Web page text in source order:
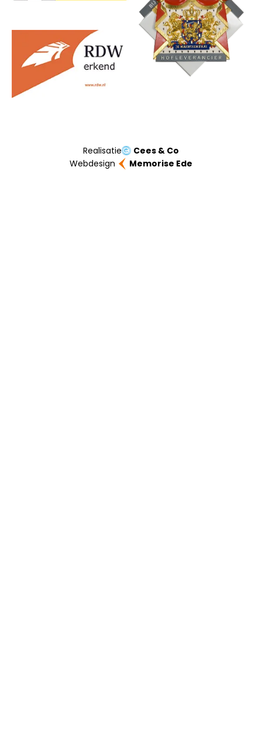
Realisatie
Cees & Co
Webdesign
Memorise Ede